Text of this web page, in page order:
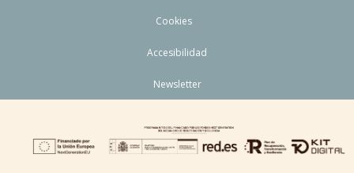
Cookies
Accesibilidad
Newsletter